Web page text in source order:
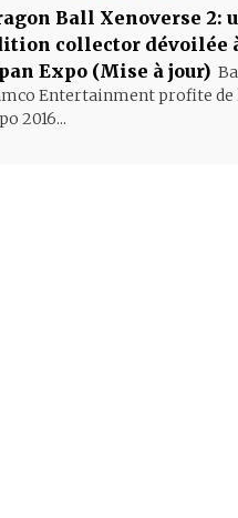
Ball Xenoverse 2:
collector dévoilée
Expo (Mise à jour)
Entertainment profite de
2016...